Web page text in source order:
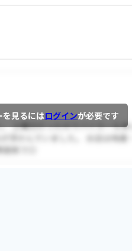
を見るにはログインが必要です